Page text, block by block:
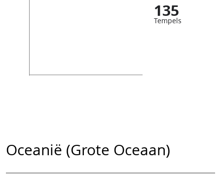
135
Tempels
Oceanië (Grote Oceaan)